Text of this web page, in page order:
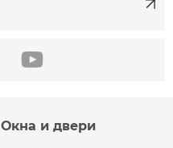
youtube
Окна и двери